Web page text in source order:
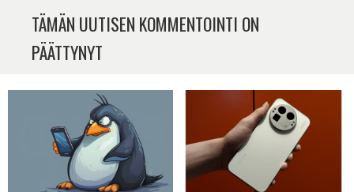
TÄMÄN UUTISEN KOMMENTOINTI ON
PÄÄTTYNYT